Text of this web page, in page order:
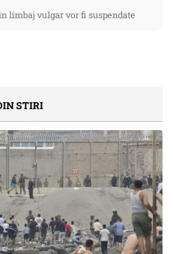
limbaj vulgar vor fi suspendate
STIRI